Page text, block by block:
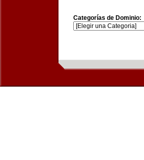
Categorías de Dominio: